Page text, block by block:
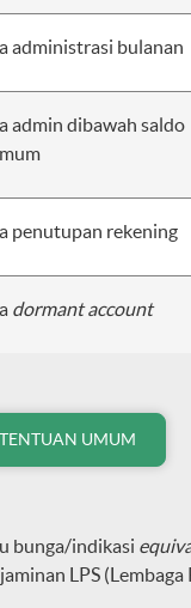
administrasi bulanan
admin dibawah saldo
penutupan rekening
dormant account
UMUM
bunga/indikasi
LPS